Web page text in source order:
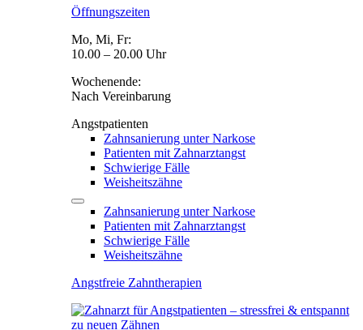
Öffnungszeiten
Mo, Mi, Fr:
10.00 – 20.00 Uhr
Wochenende:
Nach Vereinbarung
Angstpatienten
Zahnsanierung unter Narkose
Patienten mit Zahnarztangst
Schwierige Fälle
Weisheitszähne
Zahnsanierung unter Narkose
Patienten mit Zahnarztangst
Schwierige Fälle
Weisheitszähne
Angstfreie Zahntherapien